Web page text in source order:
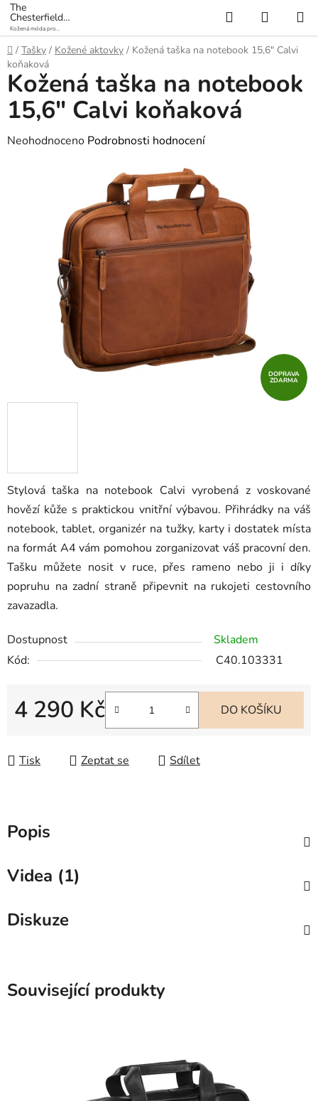
Přejít
na
obsah
The
Chesterfield
Brand
Kožená móda pro
každý den
Hledat
KOŠÍK
Domů
/ Tašky / Kožené aktovky / Kožená taška na notebook 15,6" Calvi
koňaková
Stylová taška na notebook Calvi vyrobená z voskované
hovězí kůže s praktickou vnitřní výbavou. Přihrádky na váš
notebook, tablet, organizér na tužky, karty i dostatek místa
na formát A4 vám pomohou zorganizovat váš pracovní den.
Tašku můžete nosit v ruce, přes rameno nebo ji i díky
popruhu na zadní straně připevnit na rukojeti cestovního
zavazadla.
Dostupnost
Skladem
Kód:
C40.103331
4 290 Kč DO KOŠÍKU
Tisk Zeptat se Sdílet
Kožená taška na notebook
15,6" Calvi koňaková
Průměrné
hvězdiček.
Neohodnoceno Podrobnosti hodnocení
DOPRAVA
ZDARMA
Popis
Videa (1)
Diskuze
Související produkty